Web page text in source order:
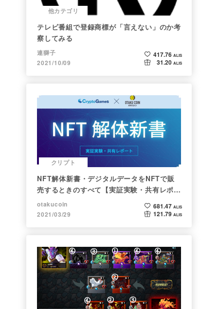
他カテゴリ
テレビ番組で登録商標が「言えない」のか考
察してみる
連獅子
2021/10/09
417.76 ALIS
31.20 ALIS
クリプト
NFT解体新書・デジタルデータをNFTで販
売するときのすべて【実証実験・共有レポー
ト】
otakucoin
2021/03/29
681.47 ALIS
121.79 ALIS